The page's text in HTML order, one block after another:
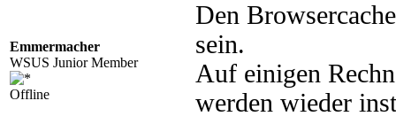
Emmermacher
WSUS Junior Member
Offline
Den
sein.
Auf einigen
werden wieder